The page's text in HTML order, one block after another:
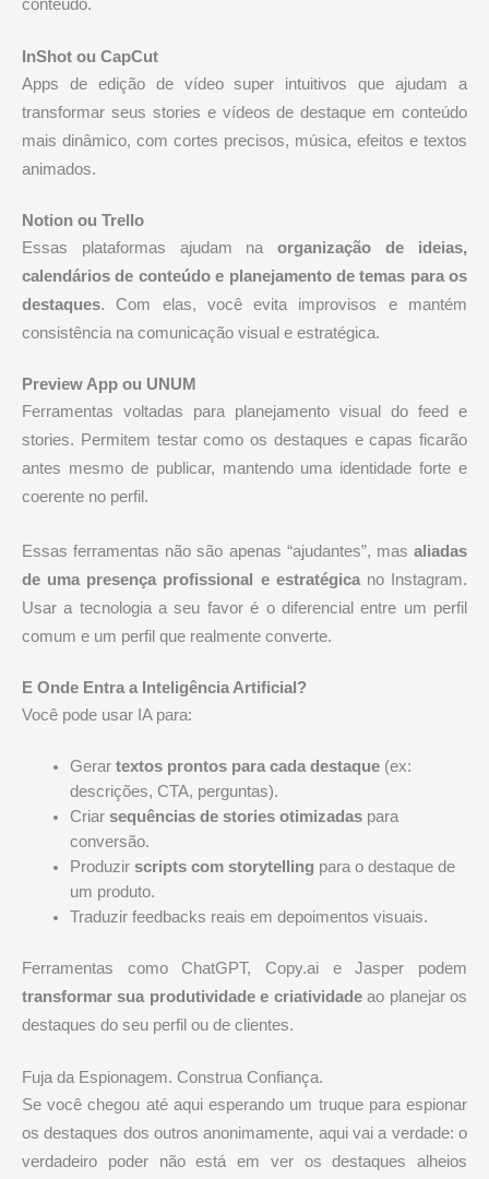
conteúdo.
InShot ou CapCut
Apps de edição de vídeo super intuitivos que ajudam a
transformar seus stories e vídeos de destaque em conteúdo
mais dinâmico, com cortes precisos, música, efeitos e textos
animados.
Notion ou Trello
Essas plataformas ajudam naorganização de ideias,
calendários de conteúdo e planejamento de temas para os
destaques. Com elas, você evita improvisos e mantém
consistência na comunicação visual e estratégica.
Preview App ou UNUM
Ferramentas voltadas para planejamento visual do feed e
stories. Permitem testar como os destaques e capas ficarão
antes mesmo de publicar, mantendo uma identidade forte e
coerente no perfil.
Essas ferramentas não são apenas “ajudantes”, mas aliadas
de uma presença profissional e estratégicano Instagram.
Usar a tecnologia a seu favor é o diferencial entre um perfil
comum e um perfil que realmente converte.
E Onde Entra a Inteligência Artificial?
Você pode usar IA para:
Gerar textos prontos para cada destaque(ex:
descrições, CTA, perguntas).
Criar sequências de stories otimizadaspara
conversão.
Produzir scripts com storytelling para o destaque de
um produto.
Traduzir feedbacks reais em depoimentos visuais.
Ferramentas como ChatGPT, Copy.ai e Jasper podem
transformar sua produtividade e criatividadeao planejar os
destaques do seu perfil ou de clientes.
Fuja da Espionagem. Construa Confiança.
Se você chegou até aqui esperando um truque para espionar
os destaques dos outros anonimamente, aqui vai a verdade: o
verdadeiro poder não está em ver os destaques alheios